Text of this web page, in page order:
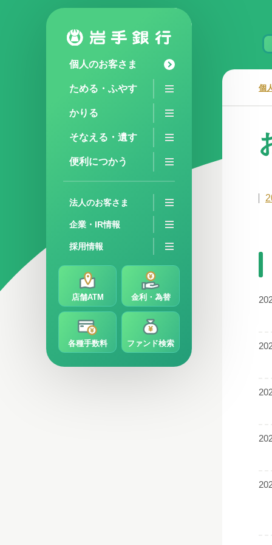
個人のお客さま
ためる・ふやす
かりる
そなえる・遺す
便利につかう
法人のお客さま
企業・IR情報
採用情報
店舗ATM 金利・為替
各種手数料 ファンド検索
個